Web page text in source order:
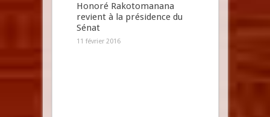
Honoré Rakotomanana
revient à la présidence du
Sénat
11 février 2016